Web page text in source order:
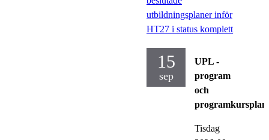
utbildningsplaner inför
HT27 i status komplett
15
sep
UPL -
program
och
Tisdag